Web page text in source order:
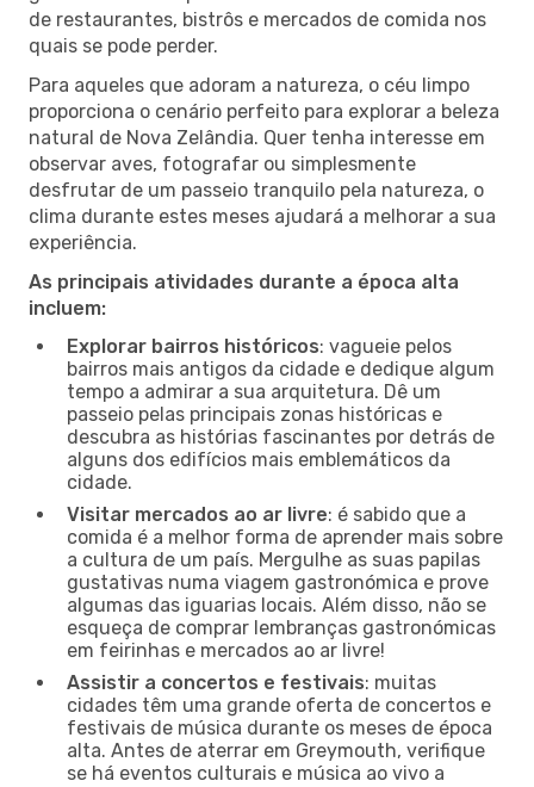
de restaurantes, bistrôs e mercados de comida nos
quais se pode perder.
Para aqueles que adoram a natureza, o céu limpo
proporciona o cenário perfeito para explorar a beleza
natural de Nova Zelândia. Quer tenha interesse em
observar aves, fotografar ou simplesmente
desfrutar de um passeio tranquilo pela natureza, o
clima durante estes meses ajudará a melhorar a sua
experiência.
As principais atividades durante a época alta
incluem:
Explorar bairros históricos: vagueie pelos
bairros mais antigos da cidade e dedique algum
tempo a admirar a sua arquitetura. Dê um
passeio pelas principais zonas históricas e
descubra as histórias fascinantes por detrás de
alguns dos edifícios mais emblemáticos da
cidade.
Visitar mercados ao ar livre: é sabido que a
comida é a melhor forma de aprender mais sobre
a cultura de um país. Mergulhe as suas papilas
gustativas numa viagem gastronómica e prove
algumas das iguarias locais. Além disso, não se
esqueça de comprar lembranças gastronómicas
em feirinhas e mercados ao ar livre!
Assistir a concertos e festivais: muitas
cidades têm uma grande oferta de concertos e
festivais de música durante os meses de época
alta. Antes de aterrar em Greymouth, verifique
se há eventos culturais e música ao vivo a